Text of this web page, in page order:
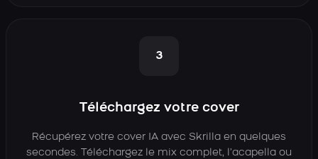
3
Téléchargez votre cover
Récupérez votre cover IA avec Skrilla en quelques
secondes. Téléchargez le mix complet, l’acapella ou